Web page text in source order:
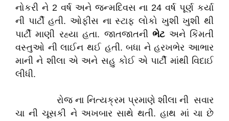
નોકરી ને 2 વર્ષ અને જન્મદિવસ ના 24 વર્ષ પૂર્ણ કર્યા
ની પાર્ટી હતી. ઓફીસ ના સ્ટાફ લોકો ખુશી ખુશી થી
પાર્ટી માણી રહ્યા હતા. જાતજાતનીભેટઅને કિંમતી
વસ્તુઓ ની લાઈન થઈ હતી. બધા ને હરખભેર આભાર
માની ને શીલા એ અને સહુ કોઈ એ પાર્ટી માંથી વિદાઈ
લીધી.
રોજ ના નિત્યક્રમ પ્રમાણે શીલા ની સવાર
ચા ની ચૂસકી ને અખબાર સાથે થતી. હાથ માં ચા છે